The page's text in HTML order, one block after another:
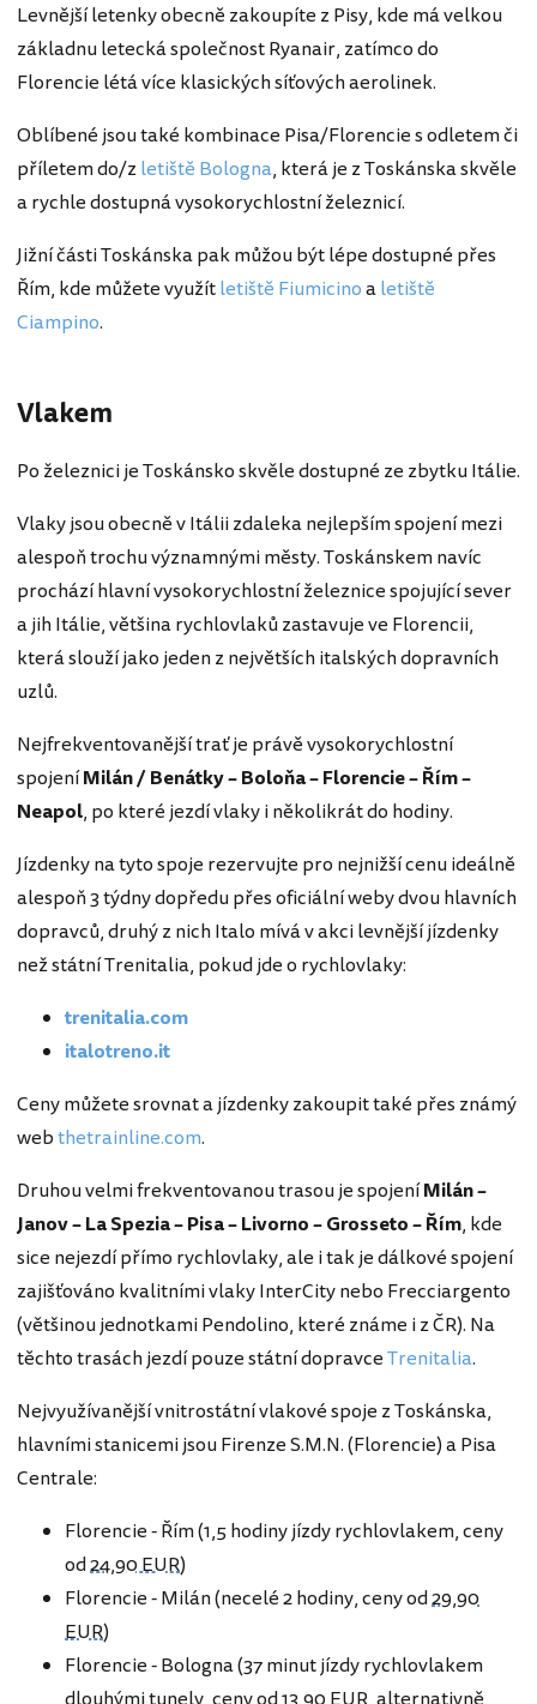
Levnější letenky obecně zakoupíte z Pisy, kde má velkou
základnu letecká společnost Ryanair, zatímco do
Florencie létá více klasických síťových aerolinek.
Oblíbené jsou také kombinace Pisa/Florencie s odletem či
příletem do/zletiště Bologna, která je z Toskánska skvěle
a rychle dostupná vysokorychlostní železnicí.
Jižní části Toskánska pak můžou být lépe dostupné přes
Řím, kde můžete využítletiště Fiumicinoaletiště
Ciampino.
Vlakem
Po železnici je Toskánsko skvěle dostupné ze zbytku Itálie.
Vlaky jsou obecně v Itálii zdaleka nejlepším spojení mezi
alespoň trochu významnými městy. Toskánskem navíc
prochází hlavní vysokorychlostní železnice spojující sever
a jih Itálie, většina rychlovlaků zastavuje ve Florencii,
která slouží jako jeden z největších italských dopravních
uzlů.
Nejfrekventovanější trať je právě vysokorychlostní
spojeníMilán / Benátky – Boloňa – Florencie – Řím –
Neapol, po které jezdí vlaky i několikrát do hodiny.
Jízdenky na tyto spoje rezervujte pro nejnižší cenu ideálně
alespoň 3 týdny dopředu přes oficiální weby dvou hlavních
dopravců, druhý z nich Italo mívá v akci levnější jízdenky
než státní Trenitalia, pokud jde o rychlovlaky:
trenitalia.com
italotreno.it
Ceny můžete srovnat a jízdenky zakoupit také přes známý
webthetrainline.com.
Druhou velmi frekventovanou trasou je spojeníMilán –
Janov – La Spezia – Pisa – Livorno – Grosseto – Řím, kde
sice nejezdí přímo rychlovlaky, ale i tak je dálkové spojení
zajišťováno kvalitními vlaky InterCity nebo Frecciargento
(většinou jednotkami Pendolino, které známe i z ČR). Na
těchto trasách jezdí pouze státní dopravceTrenitalia.
Nejvyužívanější vnitrostátní vlakové spoje z Toskánska,
hlavními stanicemi jsou Firenze S.M.N. (Florencie) a Pisa
Centrale:
Florencie - Řím (1,5 hodiny jízdy rychlovlakem, ceny
od24,90 EUR)
Florencie - Milán (necelé 2 hodiny, ceny od29,90
EUR)
Florencie - Bologna (37 minut jízdy rychlovlakem